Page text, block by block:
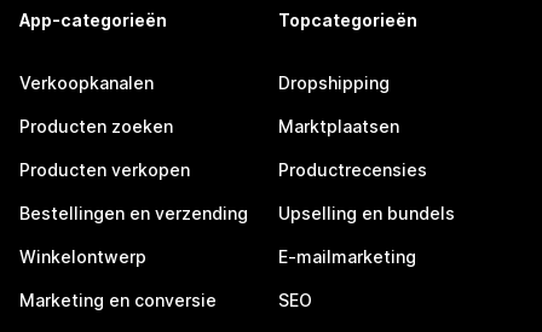
App-categorieën
Verkoopkanalen
Producten zoeken
Producten verkopen
Bestellingen en verzending
Winkelontwerp
Marketing en conversie
Topcategorieën
Dropshipping
Marktplaatsen
Productrecensies
Upselling en bundels
E-mailmarketing
SEO